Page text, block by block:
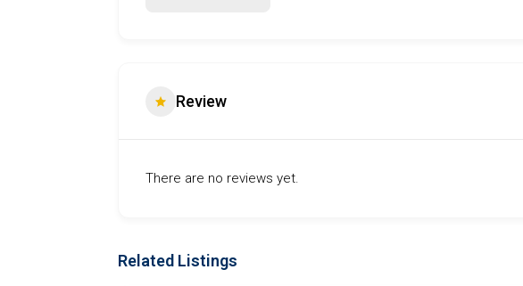
Review
There are no reviews yet.
Related Listings